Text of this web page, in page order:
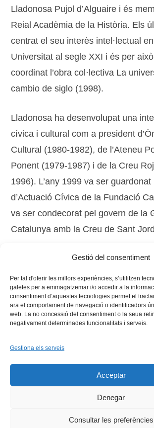
Gestió del consentiment
Per tal d'oferir les millors experiències, s’utilitzen
galetes per a emmagatzemar i/o accedir a la
consentiment d’aquestes tecnologies permet el
ara el comportament de navegació o identificadors
web. La no concessió del consentiment o la seua
negativament determinades funcionalitats i serveis.
Gestiona els serveis
Acceptar
Denegar
Consultar les preferències
Lladonosa Pujol d’Alguaire i és
Reial Acadèmia de la Història. Els
centrat el seu interès intel·lectual
Universitat al segle XXI i és per
coordinat l’obra col·lectiva La
cambio de siglo (1998).
Lladonosa ha desenvolupat una
cívica i cultural com a president
Cultural (1980-1982), de l’Ateneu
Ponent (1979-1987) i de la Creu
1996). L’any 1999 va ser
d’Actuació Cívica de la Fundació
va ser condecorat pel govern de la
Catalunya amb la Creu de Sant
medalla d'honor,universitat
Instagram
Flickr
INICI QUI SOM
DESENVOLUPAMENT SOSTENIBLE
AVÍS LEGAL
Copyright © 2026 - Xarxa Vives